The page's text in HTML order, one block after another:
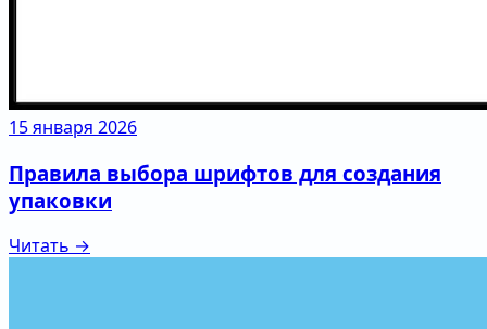
15 января 2026
Правила выбора шрифтов для создания
упаковки
Читать →